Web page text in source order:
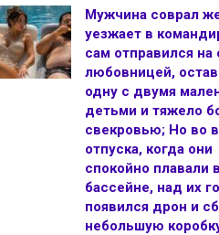
Мужчина соврал
уезжает в
сам отправился на
любовницей,
одну с двумя
детьми и тяжело
свекровью; Но во
отпуска, когда они
спокойно плавали в
бассейне, над их
появился дрон и
небольшую